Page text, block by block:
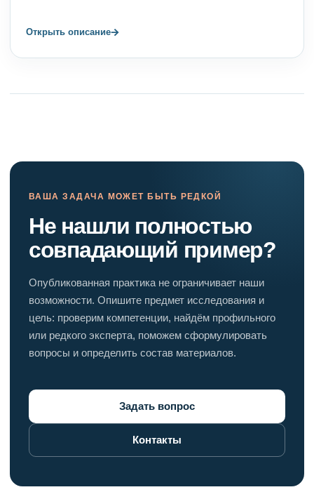
Открыть описание→
ВАША ЗАДАЧА МОЖЕТ БЫТЬ РЕДКОЙ
Не нашли полностью
совпадающий пример?
Опубликованная практика не ограничивает наши
возможности. Опишите предмет исследования и
цель: проверим компетенции, найдём профильного
или редкого эксперта, поможем сформулировать
вопросы и определить состав материалов.
Задать вопрос
Контакты